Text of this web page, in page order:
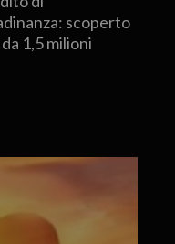
scoperto
1,5 milioni